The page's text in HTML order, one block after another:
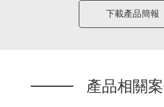
下載產品簡報
產品相關案